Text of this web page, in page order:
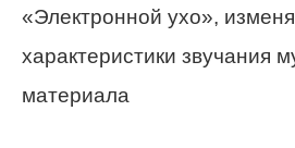
«Электронной ухо»,
характеристики звучания
материала